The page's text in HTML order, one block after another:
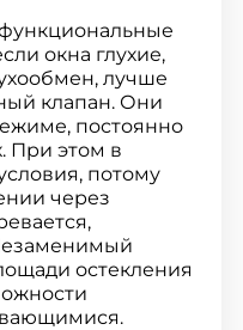
окна глухие,
лучше
клапан. Они
постоянно
При этом в
потому
через
остекления